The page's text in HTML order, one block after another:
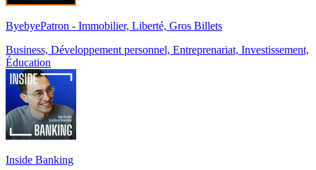
ByebyePatron - Immobilier, Liberté, Gros Billets
Business, Développement personnel, Entreprenariat, Investissement,
Éducation
Inside Banking